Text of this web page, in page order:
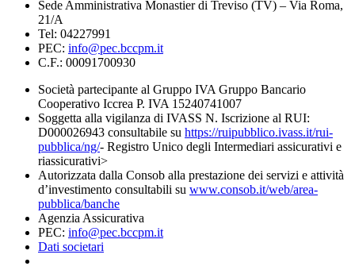
Sede Amministrativa Monastier di Treviso (TV) – Via Roma,
21/A
Tel: 04227991
PEC: info@pec.bccpm.it
C.F.: 00091700930
Società partecipante al Gruppo IVA Gruppo Bancario
Cooperativo Iccrea P. IVA 15240741007
Soggetta alla vigilanza di IVASS N. Iscrizione al RUI:
D000026943 consultabile su https://ruipubblico.ivass.it/rui-
pubblica/ng/- Registro Unico degli Intermediari assicurativi e
riassicurativi>
Autorizzata dalla Consob alla prestazione dei servizi e attività
d’investimento consultabili su www.consob.it/web/area-
pubblica/banche
Agenzia Assicurativa
PEC: info@pec.bccpm.it
Dati societari